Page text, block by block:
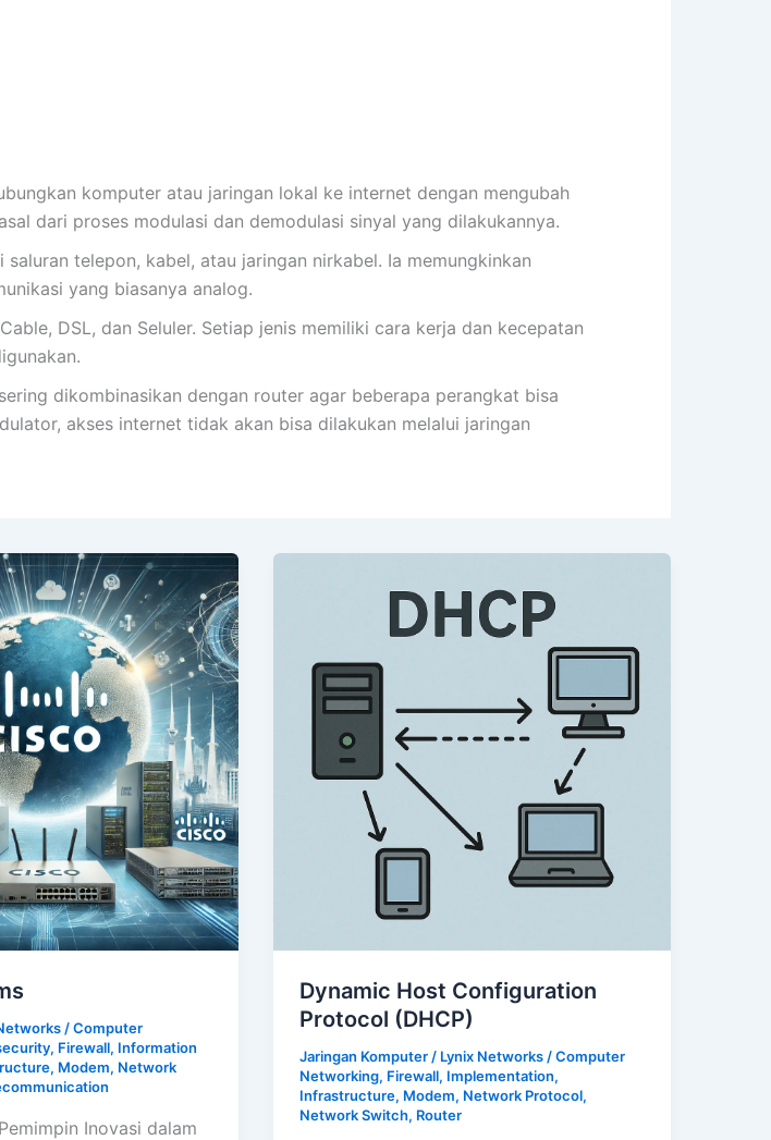
komputer atau jaringan lokal ke internet dengan mengubah
dari proses modulasi dan demodulasi sinyal yang dilakukannya.
telepon, kabel, atau jaringan nirkabel. Ia memungkinkan
yang biasanya analog.
DSL, dan Seluler. Setiap jenis memiliki cara kerja dan kecepatan
dikombinasikan dengan router agar beberapa perangkat bisa
akses internet tidak akan bisa dilakukan melalui jaringan
/Computer
, Firewall, Information
, Modem, Network
Inovasi dalam
Dynamic Host Configuration
Protocol (DHCP)
Jaringan Komputer/ Lynix Networks/Computer
Networking, Firewall, Implementation,
Infrastructure, Modem, Network Protocol,
Network Switch, Router